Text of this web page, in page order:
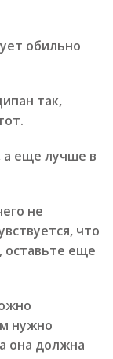
обильно
так,
а еще лучше в
не
что
оставьте еще
нужно
она должна